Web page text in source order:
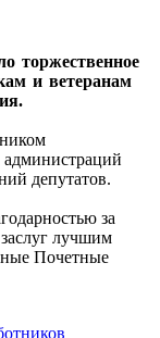
и ветеранам
администраций
депутатов.
за
лучшим
Почетные